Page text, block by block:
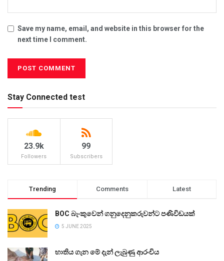
Save my name, email, and website in this browser for the
next time I comment.
Stay Connected test
23.9k
Followers
99
Subscribers
Trending Comments Latest
BOC බැංකුවෙන් ගනුදෙනුකරුවන්ට පණිවිඩයක්
5 JUNE 2025
භාතිය ගැන මේ දැන් ලැබුණු ආරංචිය